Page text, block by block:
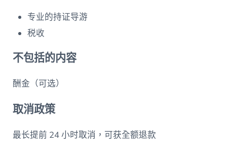
专业的持证导游
税收
不包括的内容
酬金（可选）
取消政策
最长提前 24 小时取消，可获全额退款